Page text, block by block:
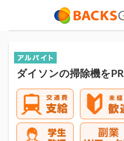
ダイソンの掃除機をPR